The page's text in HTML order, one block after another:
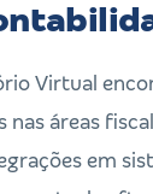
Virtual
nas áreas
em